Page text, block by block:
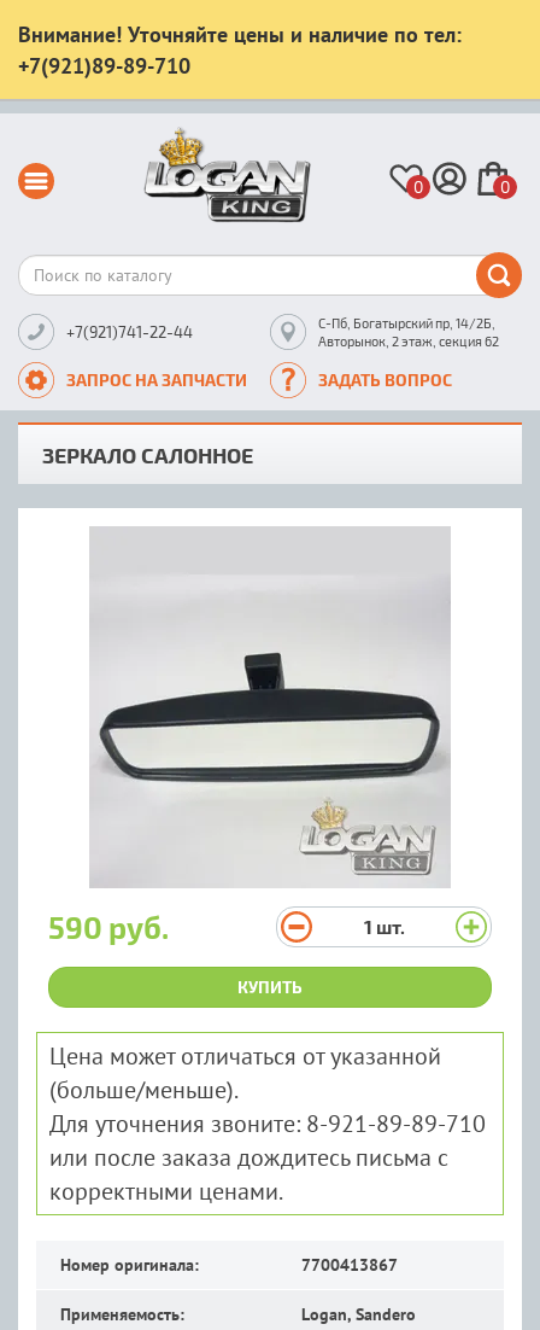
Внимание! Уточняйте цены и наличие по тел:
+7(921)89-89-710
0 0
+7(921)741-22-44
С-Пб, Богатырский пр, 14/2Б,
Авторынок, 2 этаж, секция 62
ЗАПРОС НА ЗАПЧАСТИ ЗАДАТЬ ВОПРОС
ЗЕРКАЛО САЛОННОЕ
590 руб. 1 шт.
КУПИТЬ
Цена может отличаться от указанной
(больше/меньше).
Для уточнения звоните: 8-921-89-89-710
или после заказа дождитесь письма с
корректными ценами.
Номер оригинала: 7700413867
Применяемость: Logan, Sandero